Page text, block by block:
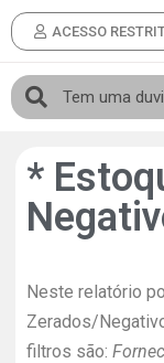
ACESSO
*
Neste relatório
Zerados/
filtros são: